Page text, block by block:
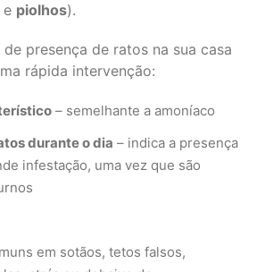
e piolhos).
presença de ratos na sua casa
rápida intervenção:
– semelhante a amoníaco
durante o dia – indica a presença
infestação, uma vez que são
em sotãos, tetos falsos,